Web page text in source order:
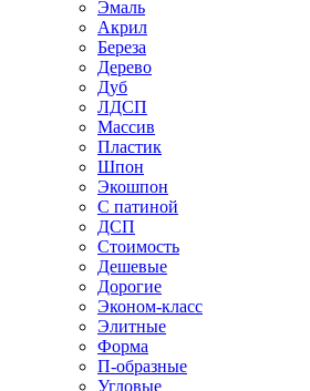
Эмаль
Акрил
Береза
Дерево
Дуб
ЛДСП
Массив
Пластик
Шпон
Экошпон
С патиной
ДСП
Стоимость
Дешевые
Дорогие
Эконом-класс
Элитные
Форма
П-образные
Угловые